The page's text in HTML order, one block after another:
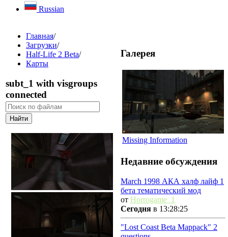
Russian
Главная/
Загрузки/
Half-Life 2 Beta/
Карты
subt_1 with visgroups
connected
Галерея
Missing Information
Недавние обсуждения
March 1998 АКА халф лайф 1
бета тематический мод
от Horrogame_1
Сегодня в 13:28:25
"Lost Coast Beta Mappack" 2